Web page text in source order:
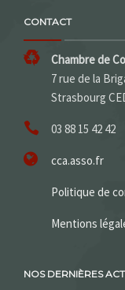
CONTACT
Chambre de
7 rue de la
Strasbourg
03 88 15 42 42
cca.asso.fr
Politique de
Mentions
NOS DERNIÈRES